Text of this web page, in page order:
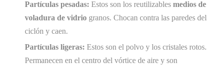
Partículas pesadas: Estos son los reutilizables medios de
voladura de vidrio granos. Chocan contra las paredes del
ciclón y caen.
Partículas ligeras: Estos son el polvo y los cristales rotos.
Permanecen en el centro del vórtice de aire y son